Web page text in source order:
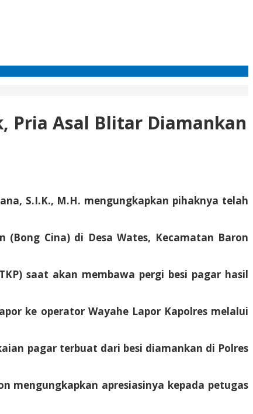
Pria Asal Blitar Diamankan
S.I.K., M.H. mengungkapkan pihaknya telah
Cina) di Desa Wates, Kecamatan Baron
saat akan membawa pergi besi pagar hasil
ke operator Wayahe Lapor Kapolres melalui
pagar terbuat dari besi diamankan di Polres
mengungkapkan apresiasinya kepada petugas